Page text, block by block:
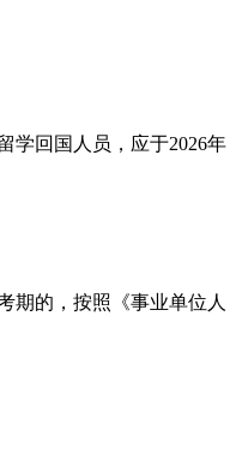
学回国人员，应于2026年
期的，按照《事业单位人